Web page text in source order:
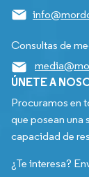
Consultas de
ÚNETE A
Procuramos en
que posean una
capacidad de
¿Te interesa?